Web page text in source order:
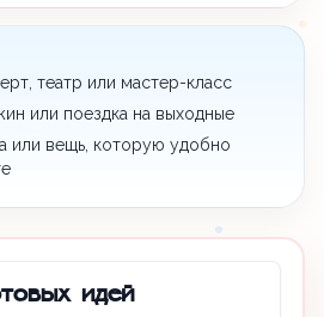
театр или мастер-класс
или поездка на выходные
или вещь, которую удобно
идей